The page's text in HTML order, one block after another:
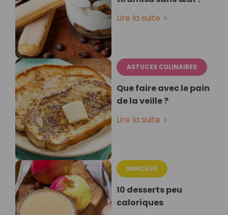
Lire la suite
ASTUCES CULINAIRES
Que faire avec le pain
de la veille ?
Lire la suite
MINCEUR
10 desserts peu
caloriques